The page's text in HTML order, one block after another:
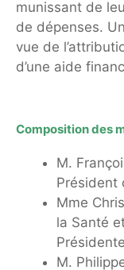
munissant de
de dépenses.
vue de
d’une aide
Composition des
M.
Président
Mme
la Santé
M.